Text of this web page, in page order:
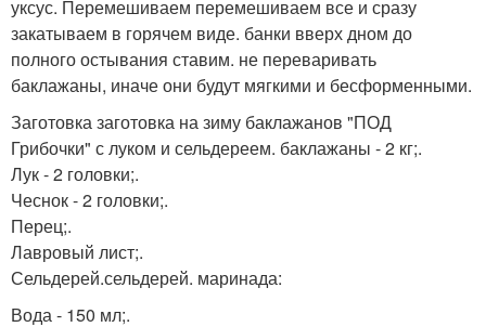
уксус. Перемешиваем перемешиваем все и сразу
закатываем в горячем виде. банки вверх дном до
полного остывания ставим. не переваривать
баклажаны, иначе они будут мягкими и бесформенными.
Заготовка заготовка на зиму баклажанов "ПОД
Грибочки" с луком и сельдереем. баклажаны - 2 кг;.
Лук - 2 головки;.
Чеснок - 2 головки;.
Перец;.
Лавровый лист;.
Сельдерей.сельдерей. маринада:
Вода - 150 мл;.